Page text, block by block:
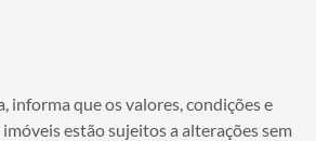
informa que os valores, condições e
estão sujeitos a alterações sem